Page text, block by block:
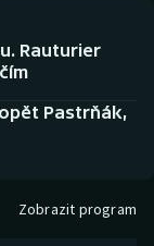
Rauturier
Pastrňák,
Zobrazit program